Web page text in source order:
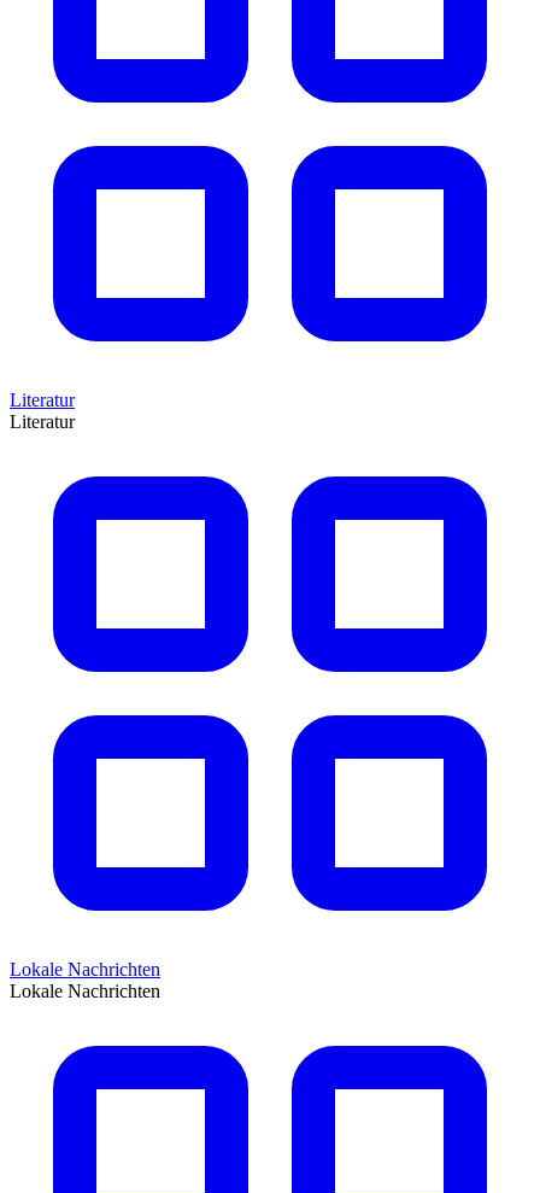
Literatur
Literatur
Lokale Nachrichten
Lokale Nachrichten